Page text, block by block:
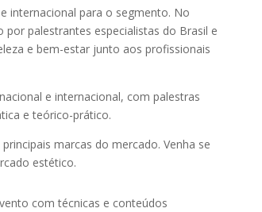
internacional para o segmento. No
palestrantes especialistas do Brasil e
e bem-estar junto aos profissionais
e internacional, com palestras
e teórico-prático.
marcas do mercado. Venha se
estético.
com técnicas e conteúdos